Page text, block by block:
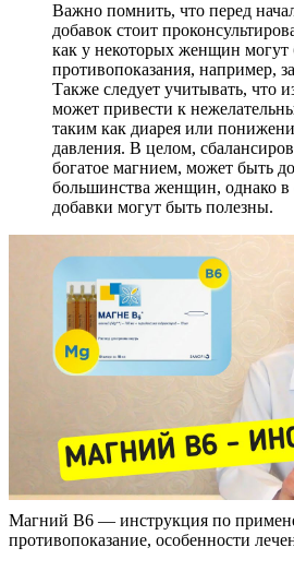
Важно помнить, что перед
добавок стоит
как у некоторых женщин могут
противопоказания, например,
Также следует учитывать, что
может привести к
таким как диарея или
давления. В целом,
богатое магнием, может быть
большинства женщин, однако в
добавки могут быть полезны.
Магний В6 — инструкция по
противопоказание, особенности